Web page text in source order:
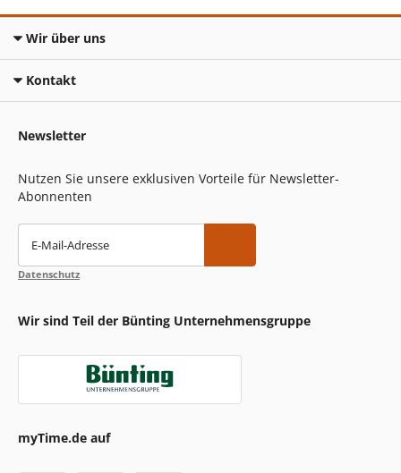
Wir über uns
Kontakt
Newsletter
Nutzen Sie unsere exklusiven Vorteile für Newsletter-
Abonnenten
E-Mail-Adresse
Datenschutz
Wir sind Teil der Bünting Unternehmensgruppe
myTime.de auf